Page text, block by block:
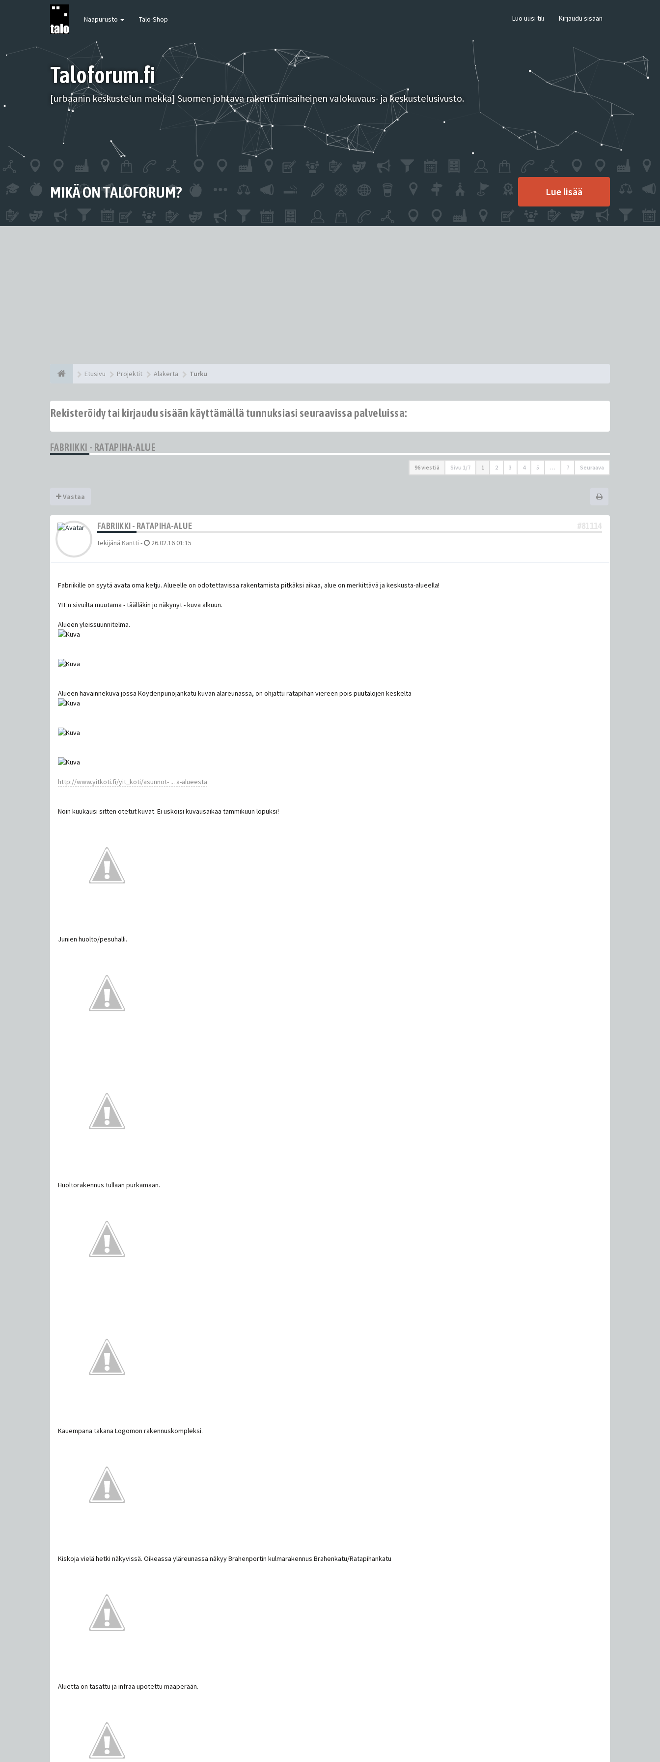
Naapurusto Talo-Shop Luo uusi tili Kirjaudu sisään
Taloforum.fi
[urbaanin keskustelun mekka] Suomen johtava rakentamisaiheinen valokuvaus- ja keskustelusivusto.
MIKÄ ON TALOFORUM? Lue lisää
Etusivu Projektit Alakerta Turku
Rekisteröidy tai kirjaudu sisään käyttämällä tunnuksiasi seuraavissa palveluissa:
FABRIIKKI - RATAPIHA-ALUE
96 viestiä Sivu 1 /7 1 2 3 4 5 … 7 Seuraava
Vastaa
FABRIIKKI - RATAPIHA-ALUE #81114
tekijänä Kantti - 26.02.16 01:15
Fabriikille on syytä avata oma ketju. Alueelle on odotettavissa rakentamista pitkäksi aikaa, alue on merkittävä ja keskusta-alueella!
YIT:n sivuilta muutama - täälläkin jo näkynyt - kuva alkuun.
Alueen yleissuunnitelma.
Alueen havainnekuva jossa Köydenpunojankatu kuvan alareunassa, on ohjattu ratapihan viereen pois puutalojen keskeltä
http://www.yitkoti.fi/yit_koti/asunnot- ... a-alueesta
Noin kuukausi sitten otetut kuvat. Ei uskoisi kuvausaikaa tammikuun lopuksi!
Junien huolto/pesuhalli.
Huoltorakennus tullaan purkamaan.
Kauempana takana Logomon rakennuskompleksi.
Kiskoja vielä hetki näkyvissä. Oikeassa yläreunassa näkyy Brahenportin kulmarakennus Brahenkatu/Ratapihankatu
Aluetta on tasattu ja infraa upotettu maaperään.